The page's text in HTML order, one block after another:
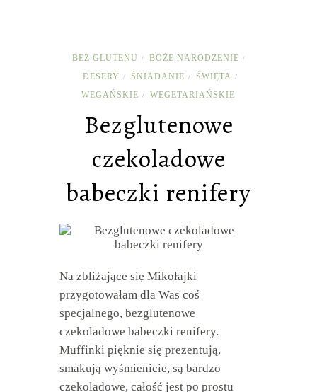
BEZ GLUTENU / BOŻE NARODZENIE /
DESERY / ŚNIADANIE / ŚWIĘTA /
WEGAŃSKIE / WEGETARIAŃSKIE
Bezglutenowe
czekoladowe
babeczki renifery
Na zbliżające się Mikołajki
przygotowałam dla Was coś
specjalnego, bezglutenowe
czekoladowe babeczki renifery.
Muffinki pięknie się prezentują,
smakują wyśmienicie, są bardzo
czekoladowe, całość jest po prostu